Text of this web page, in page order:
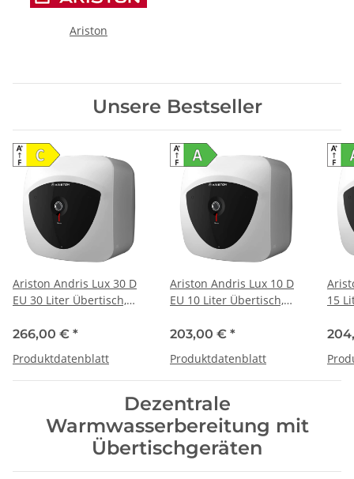
Ariston
Unsere Bestseller
Ariston Andris Lux 30 D
EU 30 Liter Übertisch,
einsetzbar
266,00 € *
Produktdatenblatt
Ariston Andris Lux 10 D
EU 10 Liter Übertisch,
einsetzbar
203,00 € *
Produktdatenblatt
15
Dezentrale
Warmwasserbereitung mit
Übertischgeräten